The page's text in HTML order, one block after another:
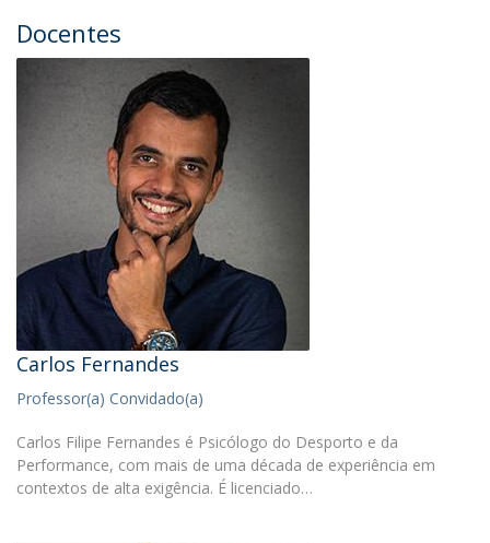
Docentes
Carlos Fernandes
Professor(a) Convidado(a)
Carlos Filipe Fernandes é Psicólogo do Desporto e da
Performance, com mais de uma década de experiência em
contextos de alta exigência. É licenciado…